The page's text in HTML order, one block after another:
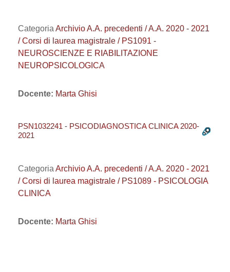
Categoria Archivio A.A. precedenti / A.A. 2020 - 2021
/ Corsi di laurea magistrale / PS1091 -
NEUROSCIENZE E RIABILITAZIONE
NEUROPSICOLOGICA
Docente: Marta Ghisi
PSN1032241 - PSICODIAGNOSTICA CLINICA 2020-
2021
Categoria Archivio A.A. precedenti / A.A. 2020 - 2021
/ Corsi di laurea magistrale / PS1089 - PSICOLOGIA
CLINICA
Docente: Marta Ghisi